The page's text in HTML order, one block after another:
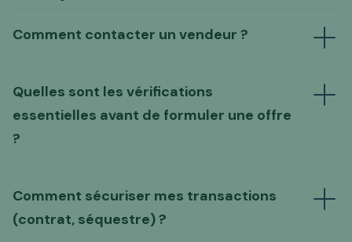
Comment contacter un vendeur ?
Envoyer un mail au vendeur
Quelles sont les vérifications
essentielles avant de formuler une offre
?
typologie de site
Comment sécuriser mes transactions
(contrat, séquestre) ?